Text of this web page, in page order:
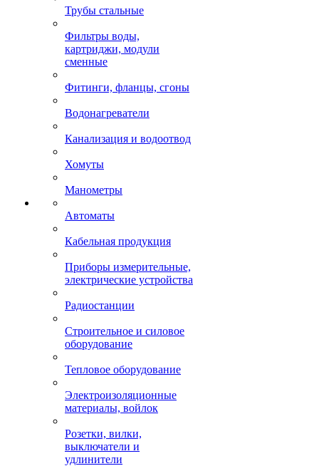
Трубы стальные
Фильтры воды,
картриджи, модули
сменные
Фитинги, фланцы, сгоны
Водонагреватели
Канализация и водоотвод
Хомуты
Манометры
Автоматы
Кабельная продукция
Приборы измерительные,
электрические устройства
Радиостанции
Строительное и силовое
оборудование
Тепловое оборудование
Электроизоляционные
материалы, войлок
Розетки, вилки,
выключатели и
удлинители